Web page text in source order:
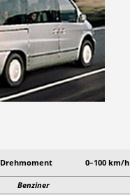
Drehmoment 0–100 km/h
Benziner